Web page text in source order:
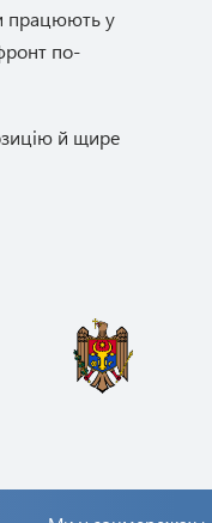
працюють у
по-
й щире